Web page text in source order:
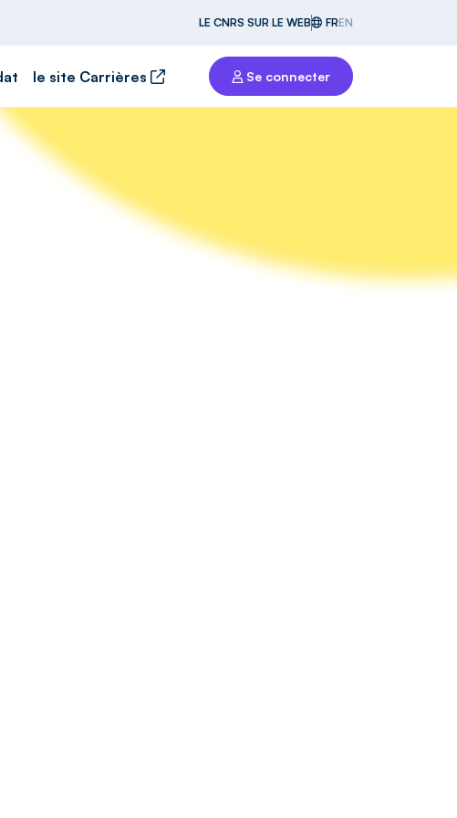
LE CNRS SUR LE WEB FREN
le site Carrières Se connecter